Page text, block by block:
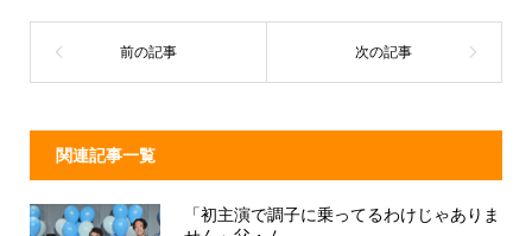
s
o
k
関連記事一覧
「初主演で調子に乗ってるわけじゃありま